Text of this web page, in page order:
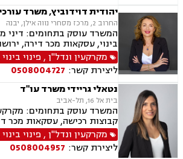
יהודית דוידוביץ, משרד עורכי
החרוב 2, מרכז מסחרי נווה אילן, יבנה
המשרד עוסק בתחומים: דיני
בינוי, עסקאות מכר דירה,
מושבים וקיבוצים, מגרשים
מקרקעין ונדל"ן, פינוי בינוי
ליצירת קשר: 0508004727
נטאלי גריידי משרד עו"ד
בית אל 16, תל-אביב
המשרד עוסק בתחומים:
קבוצות רכישה, עסקאות מכר
רשות מקרקעי ישראל, בתים
ביהודה ושומרון, מיסוי נדל"ן,
עירוני, ירושות וצוואות, ייפוי
מקרקעין ונדל"ן, פינוי בינוי
ליצירת קשר: 0508004957